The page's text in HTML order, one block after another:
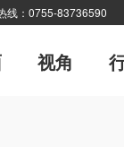
线：0755-83736590
视角